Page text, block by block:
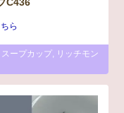
ら
スープカップ
リッチモン